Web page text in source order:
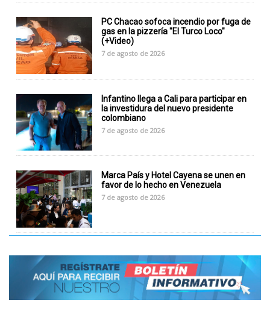
PC Chacao sofoca incendio por fuga de
gas en la pizzería "El Turco Loco"
(+Video)
7 de agosto de 2026
Infantino llega a Cali para participar en
la investidura del nuevo presidente
colombiano
7 de agosto de 2026
Marca País y Hotel Cayena se unen en
favor de lo hecho en Venezuela
7 de agosto de 2026